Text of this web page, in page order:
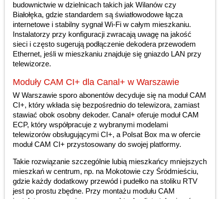
budownictwie w dzielnicach takich jak Wilanów czy
Białołęka, gdzie standardem są światłowodowe łącza
internetowe i stabilny sygnał Wi-Fi w całym mieszkaniu.
Instalatorzy przy konfiguracji zwracają uwagę na jakość
sieci i często sugerują podłączenie dekodera przewodem
Ethernet, jeśli w mieszkaniu znajduje się gniazdo LAN przy
telewizorze.
Moduły CAM CI+ dla Canal+ w Warszawie
W Warszawie sporo abonentów decyduje się na moduł CAM
CI+, który wkłada się bezpośrednio do telewizora, zamiast
stawiać obok osobny dekoder. Canal+ oferuje moduł CAM
ECP, który współpracuje z wybranymi modelami
telewizorów obsługującymi CI+, a Polsat Box ma w ofercie
moduł CAM CI+ przystosowany do swojej platformy.
Takie rozwiązanie szczególnie lubią mieszkańcy mniejszych
mieszkań w centrum, np. na Mokotowie czy Śródmieściu,
gdzie każdy dodatkowy przewód i pudełko na stoliku RTV
jest po prostu zbędne. Przy montażu modułu CAM